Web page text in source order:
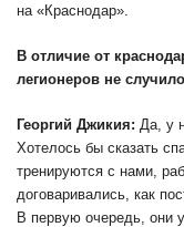
на «Краснодар».
В отличие от
легионеров не
Георгий Джикия: Да, у
Хотелось бы сказать
тренируются с нами,
договаривались, как
В первую очередь, они